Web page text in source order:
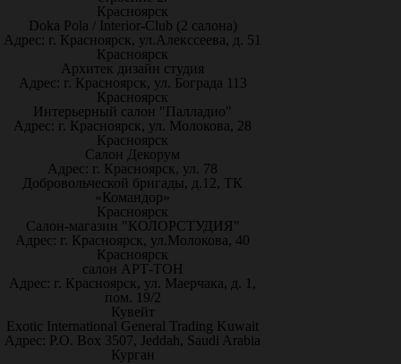
Красноярск
Doka Pola / Interior-Club (2 салона)
Адрес: г. Красноярск, ул.Алекссеева, д. 51
Красноярск
Архитек дизайн студия
Адрес: г. Красноярск, ул. Бограда 113
Красноярск
Интерьерный салон "Палладио"
Адрес: г. Красноярск, ул. Молокова, 28
Красноярск
Салон Декорум
Адрес: г. Красноярск, ул. 78
Добровольческой бригады, д.12, ТК
«Командор»
Красноярск
Салон-магазин "КОЛОРСТУДИЯ"
Адрес: г. Красноярск, ул.Молокова, 40
Красноярск
салон АРТ-ТОН
Адрес: г. Красноярск, ул. Маерчака, д. 1,
пом. 19/2
Кувейт
Exotic International General Trading Kuwait
Адрес: P.O. Box 3507, Jeddah, Saudi Arabia
Курган